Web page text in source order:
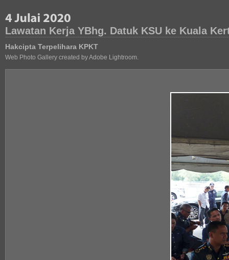
Lawatan Kerja YBhg. Datuk KSU ke Kuala
Hakcipta Terpelihara KPKT
Web Photo Gallery created by Adobe Lightroom.